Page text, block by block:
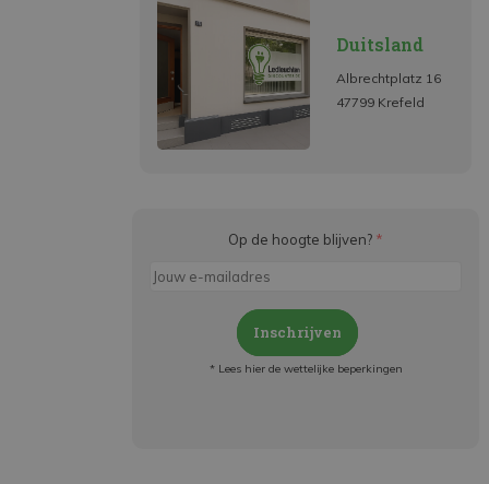
Duitsland
Albrechtplatz 16
47799 Krefeld
Op de hoogte blijven? *
Inschrijven
* Lees hier de wettelijke beperkingen